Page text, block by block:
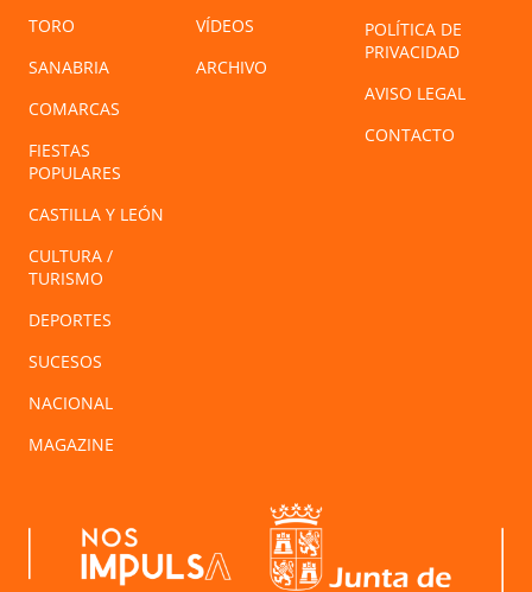
TORO
SANABRIA
COMARCAS
FIESTAS
POPULARES
CASTILLA Y LEÓN
CULTURA /
TURISMO
DEPORTES
SUCESOS
NACIONAL
MAGAZINE
VÍDEOS
ARCHIVO
POLÍTICA DE
PRIVACIDAD
AVISO LEGAL
CONTACTO